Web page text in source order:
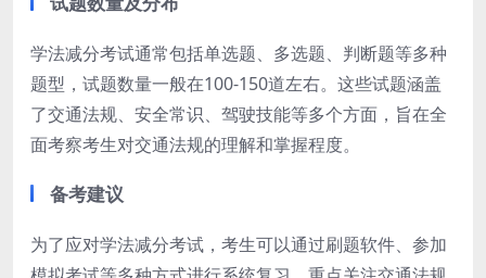
学法减分考试通常包括单选题、多选题、判断题等多种
题型，试题数量一般在100-150道左右。这些试题涵盖
了交通法规、安全常识、驾驶技能等多个方面，旨在全
面考察考生对交通法规的理解和掌握程度。
备考建议
为了应对学法减分考试，考生可以通过刷题软件、参加